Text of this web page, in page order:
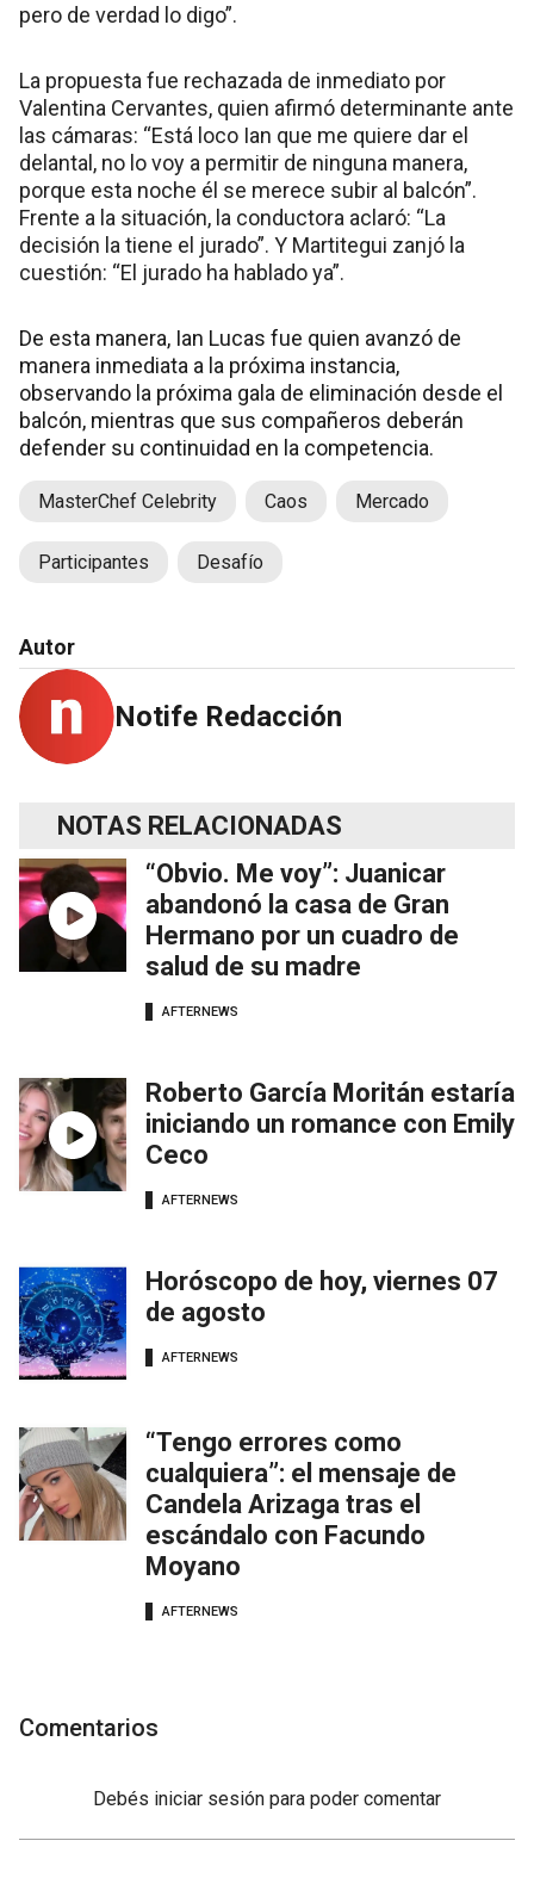
pero de verdad lo digo”.
La propuesta fue rechazada de inmediato por
Valentina Cervantes, quien afirmó determinante ante
las cámaras: “Está loco Ian que me quiere dar el
delantal, no lo voy a permitir de ninguna manera,
porque esta noche él se merece subir al balcón”.
Frente a la situación, la conductora aclaró: “La
decisión la tiene el jurado”. Y Martitegui zanjó la
cuestión: “El jurado ha hablado ya”.
De esta manera, Ian Lucas fue quien avanzó de
manera inmediata a la próxima instancia,
observando la próxima gala de eliminación desde el
balcón, mientras que sus compañeros deberán
defender su continuidad en la competencia.
MasterChef Celebrity Caos Mercado
Participantes Desafío
Autor
Notife Redacción
NOTAS RELACIONADAS
“Obvio. Me voy”: Juanicar
abandonó la casa de Gran
Hermano por un cuadro de
salud de su madre
AFTERNEWS
Roberto García Moritán estaría
iniciando un romance con Emily
Ceco
AFTERNEWS
Horóscopo de hoy, viernes 07
de agosto
AFTERNEWS
“Tengo errores como
cualquiera”: el mensaje de
Candela Arizaga tras el
escándalo con Facundo
Moyano
AFTERNEWS
Comentarios
Debés iniciar sesión para poder comentar